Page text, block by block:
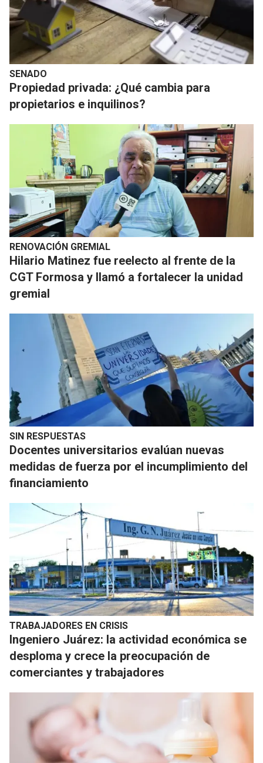
SENADO
Propiedad privada: ¿Qué cambia para
propietarios e inquilinos?
RENOVACIÓN GREMIAL
Hilario Matinez fue reelecto al frente de la
CGT Formosa y llamó a fortalecer la unidad
gremial
SIN RESPUESTAS
Docentes universitarios evalúan nuevas
medidas de fuerza por el incumplimiento del
financiamiento
TRABAJADORES EN CRISIS
Ingeniero Juárez: la actividad económica se
desploma y crece la preocupación de
comerciantes y trabajadores